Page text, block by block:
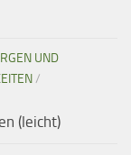
UND
/
(leicht)